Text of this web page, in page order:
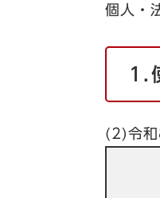
個人・
1.
(2)令